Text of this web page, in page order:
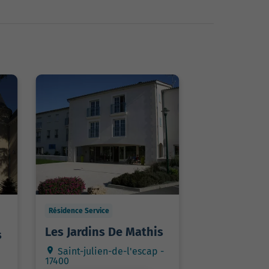
Résidence Service
Les Jardins De Mathis
Saint-julien-de-l'escap -
17400